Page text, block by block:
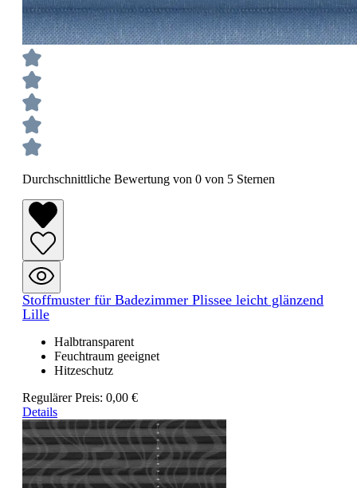
Durchschnittliche Bewertung von 0 von 5 Sternen
Stoffmuster für Badezimmer Plissee leicht glänzend
Lille
Halbtransparent
Feuchtraum geeignet
Hitzeschutz
Regulärer Preis: 0,00 €
Details